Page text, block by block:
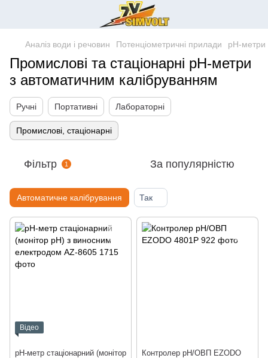
Аналіз води і речовин Потенціометричні прилади pH-метри
Промислові та стаціонарні pH-метри
з автоматичним калібруванням
Ручні Портативні Лабораторні
Промислові, стаціонарні
Фільтр 1 За популярністю
Автоматичне калібрування Так
Відео
pH-метр стаціонарний (монітор
Контролер pH/OВП EZODO